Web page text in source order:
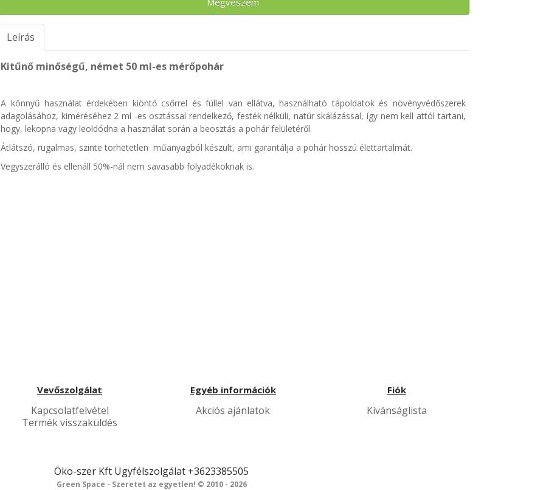
Leírás
Kitűnő minőségű, német 50 ml-es mérőpohár
A könnyű használat érdekében kiöntő csőrrel és füllel van ellátva, használható tápoldatok és növényvédőszerek
adagolásához, kiméréséhez 2 ml -es osztással rendelkező, festék nélküli, natúr skálázással, így nem kell attól tartani,
hogy, lekopna vagy leoldódna a használat során a beosztás a pohár felületéről.
Átlátszó, rugalmas, szinte törhetetlen műanyagból készült, ami garantálja a pohár hosszú élettartalmát.
Vegyszerálló és ellenáll 50%-nál nem savasabb folyadékoknak is.
Vevőszolgálat
Kapcsolatfelvétel
Termék visszaküldés
Egyéb információk
Akciós ajánlatok
Fiók
Kívánságlista
Öko-szer Kft Ügyfélszolgálat +3623385505
Green Space - Szeretet az egyetlen! © 2010 - 2026